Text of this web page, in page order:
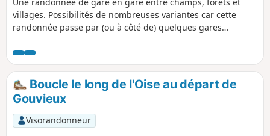
première de deux étapes consécutives, toujours
intégralement dans le département de l'Oise, entre les
gares de Chantilly-Gouvieux et de Crépy-en-Valois.
villages. Possibilités de nombreuses variantes car cette
randonnée passe par (ou à côté de) quelques gares
Boucle le long de l'Oise au départ de
Gouvieux
Visorandonneur